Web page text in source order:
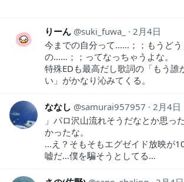
りーん suki_fuwa_
2月4日
今までの自分って……；；もうどう
の……；；ってなっちゃうよな。
特殊EDも最高だし歌詞の「もう誰
い」がかなり沁みてくる。
ななし samurai957957
2月4日
」パロ沢山流れそうだなとか思っ
かったな。
…え？そもそもエグゼイド放映が
嘘だ…僕を騙そうとしてる…